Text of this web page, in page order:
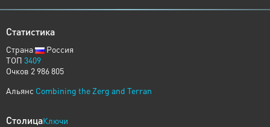
Статистика
Страна
Россия
ТОП 3409
Очков 2 986 805
Альянс Combining the Zerg and Terran
СтолицаКлючи